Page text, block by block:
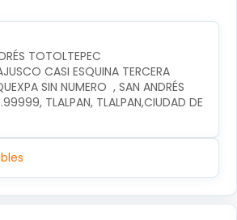
TOTOLTEPEC
CASI ESQUINA TERCERA
SIN NUMERO  , SAN ANDRÉS
TLALPAN, TLALPAN,CIUDAD DE